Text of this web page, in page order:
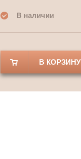
В наличии
В КОРЗИНУ